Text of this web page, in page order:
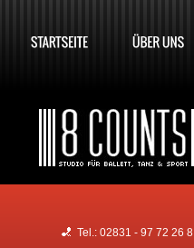
Tel.: 02831 - 97 72 26 8